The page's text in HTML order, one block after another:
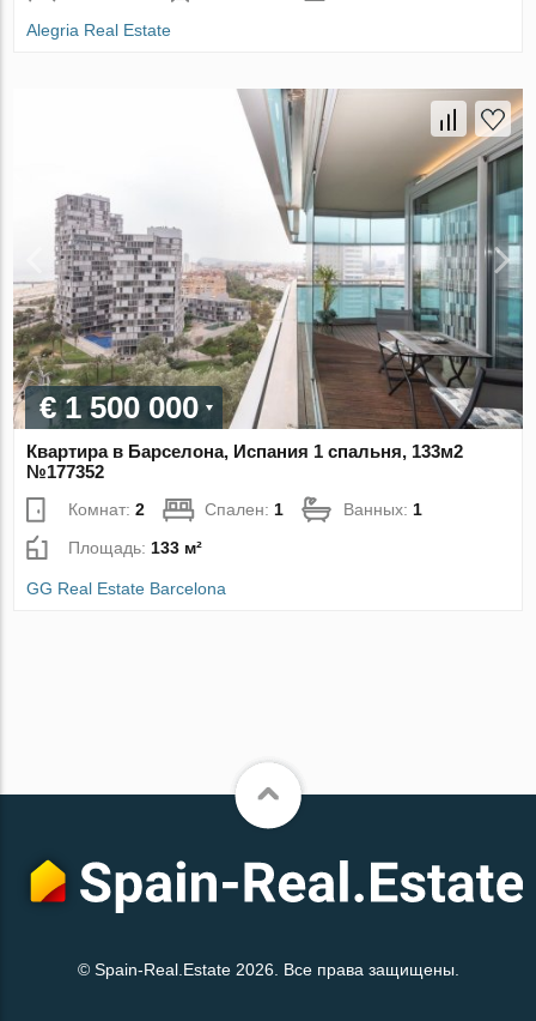
Alegria Real Estate
€ 1 500 000
Квартира в Барселона, Испания 1 спальня, 133м2
№177352
Комнат:2 Спален: 1 Ванных: 1
Площадь: 133 м²
GG Real Estate Barcelona
© Spain-Real.Estate 2026. Все права защищены.